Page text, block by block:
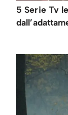
5 Serie Tv